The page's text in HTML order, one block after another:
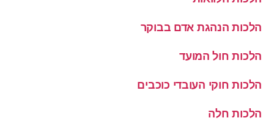
הלכות הנהגת אדם בבוקר
הלכות חול המועד
הלכות חוקי העובדי כוכבים
הלכות חלה